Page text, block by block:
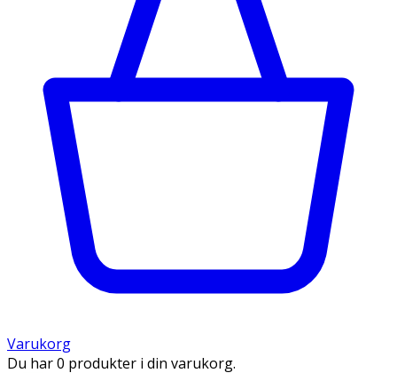
Varukorg
Du har 0 produkter i din varukorg.